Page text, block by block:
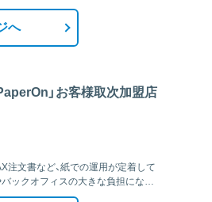
へ
」お客様取次加盟店
注文書など、紙での運用が定着して
ックオフィスの大きな負担になっ